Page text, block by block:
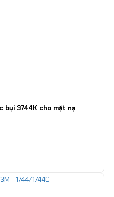
bụi 3744K cho mặt nạ